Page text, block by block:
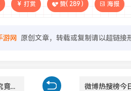
打赏 赞( 289 ) 海报
游网 原创文章，转载或复制请以超链接
国产尺码与欧洲尺码2022年对比表解析：究竟哪个尺码更适合你？